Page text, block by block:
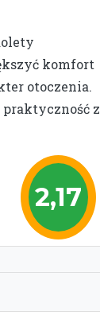
komfort
otoczenia.
praktyczność z
2,17